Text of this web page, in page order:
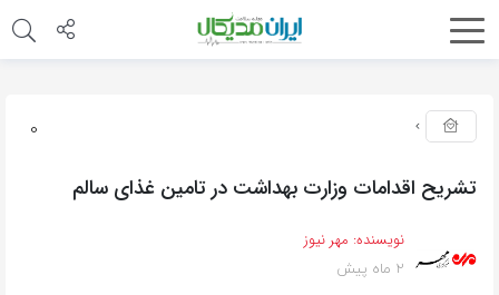
0
تشریح اقدامات وزارت بهداشت در تامین غذای سالم
نویسنده: مهر نیوز
2 ماه پیش